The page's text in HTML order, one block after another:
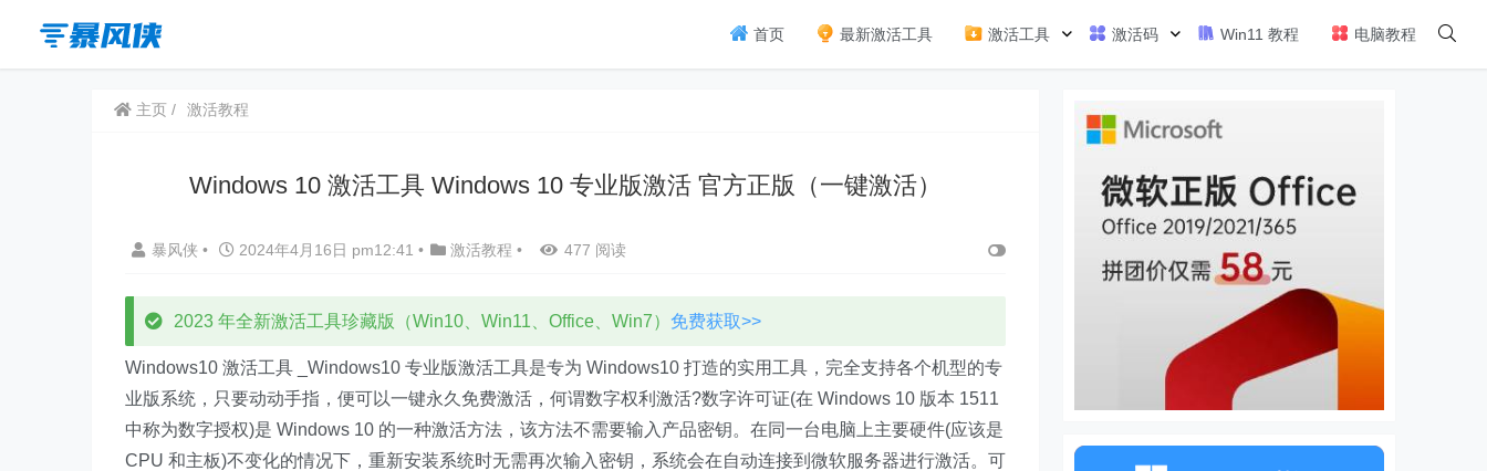
首页 最新激活工具 激活工具 激活码 Win11 教程 电脑教程
主页 激活教程
Windows 10 激活工具 Windows 10 专业版激活 官方正版（一键激活）
暴风侠 • 2024年4月16日 pm12:41 • 激活教程 • 477 阅读
2023 年全新激活工具珍藏版（Win10、Win11、Office、Win7） 免费获取>>
Windows10 激活工具 _Windows10 专业版激活工具是专为 Windows10 打造的实用工具，完全支持各个机型的专
业版系统，只要动动手指，便可以一键永久免费激活，何谓数字权利激活?数字许可证(在 Windows 10 版本 1511
中称为数字授权)是 Windows 10 的一种激活方法，该方法不需要输入产品密钥。在同一台电脑上主要硬件(应该是
CPU 和主板)不变化的情况下，重新安装系统时无需再次输入密钥，系统会在自动连接到微软服务器进行激活。可